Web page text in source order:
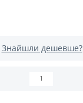
Знайшли дешевше?